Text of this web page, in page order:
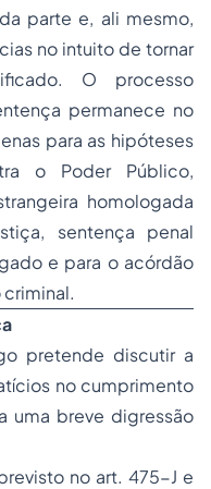
parte e, ali mesmo,
no intuito de tornar
O processo
permanece no
para as hipóteses
o Poder Público,
homologada
sentença penal
e para o acórdão
pretende discutir a
no cumprimento
uma breve digressão
no art. 475-J e